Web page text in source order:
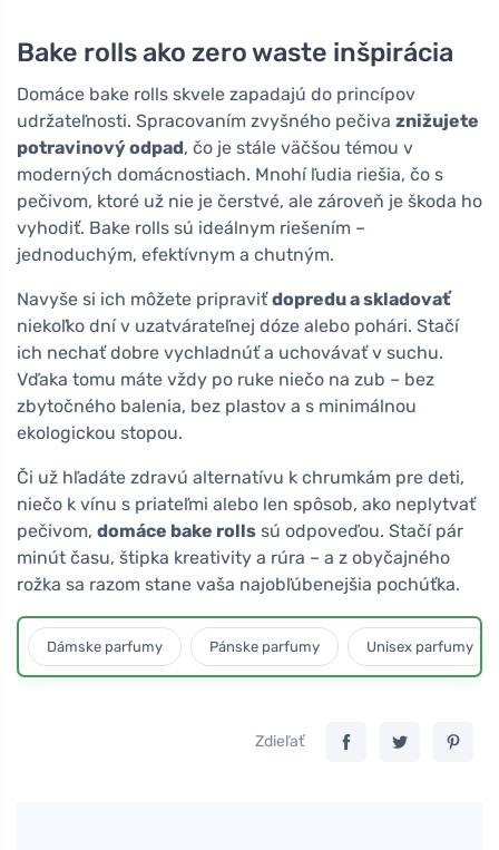
Bake rolls ako zero waste inšpirácia
Domáce bake rolls skvele zapadajú do princípov
udržateľnosti. Spracovaním zvyšného pečiva znižujete
potravinový odpad, čo je stále väčšou témou v
moderných domácnostiach. Mnohí ľudia riešia, čo s
pečivom, ktoré už nie je čerstvé, ale zároveň je škoda ho
vyhodiť. Bake rolls sú ideálnym riešením –
jednoduchým, efektívnym a chutným.
Navyše si ich môžete pripraviťdopredu a skladovať
niekoľko dní v uzatvárateľnej dóze alebo pohári. Stačí
ich nechať dobre vychladnúť a uchovávať v suchu.
Vďaka tomu máte vždy po ruke niečo na zub – bez
zbytočného balenia, bez plastov a s minimálnou
ekologickou stopou.
Či už hľadáte zdravú alternatívu k chrumkám pre deti,
niečo k vínu s priateľmi alebo len spôsob, ako neplytvať
pečivom, domáce bake rolls sú odpoveďou. Stačí pár
minút času, štipka kreativity a rúra – a z obyčajného
rožka sa razom stane vaša najobľúbenejšia pochúťka.
Dámske parfumy Pánske parfumy Unisex parfumy
Zdieľať